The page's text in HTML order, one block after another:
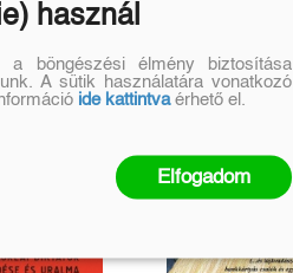
használ
a böngészési élmény biztosítása
A sütik használatára vonatkozó
ide kattintvaérhető el.
Elfogadom